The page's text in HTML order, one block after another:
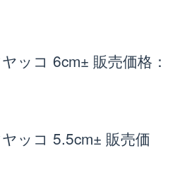
ヤッコ 6cm± 販売価格：
ヤッコ 5.5cm± 販売価